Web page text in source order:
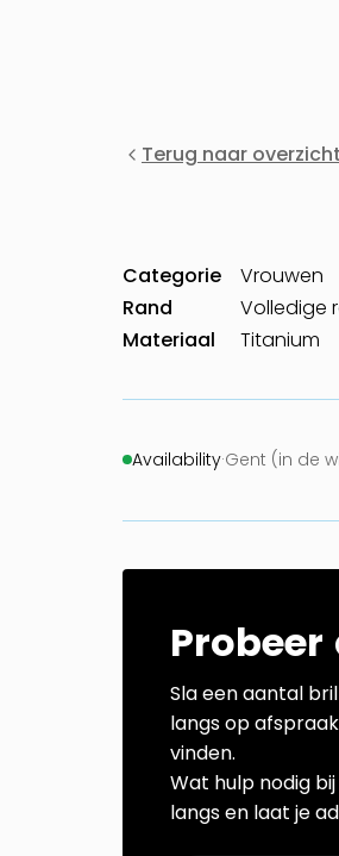
Terug naar overzicht
Categorie
Vrouwen
Rand
Volledige
Materiaal
Titanium
Availability·Gent (in de
Probeer
Sla een aantal
langs op
vinden.
Wat hulp nodig
langs en laat je